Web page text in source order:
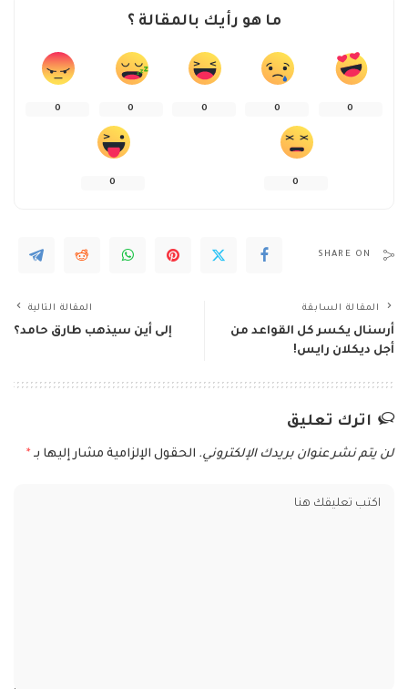
ما هو رأيك بالمقالة ؟
0
0
0
0
0
0
0
SHARE ON
المقالة السابقة
أرسنال يكسر كل القواعد من
أجل ديكلان رايس!
المقالة التالية
إلى أين سيذهب طارق حامد؟
اترك تعليق
لن يتم نشر عنوان بريدك الإلكتروني. الحقول الإلزامية مشار إليها بـ *